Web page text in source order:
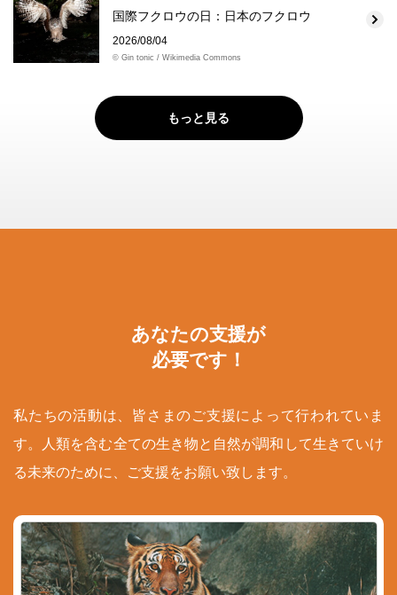
国際フクロウの日：日本のフクロウ
2026/08/04
© Gin tonic / Wikimedia Commons
もっと見る
あなたの支援が
必要です！
私たちの活動は、皆さまのご支援によって行われていま
す。人類を含む全ての生き物と自然が調和して生きていけ
る未来のために、ご支援をお願い致します。